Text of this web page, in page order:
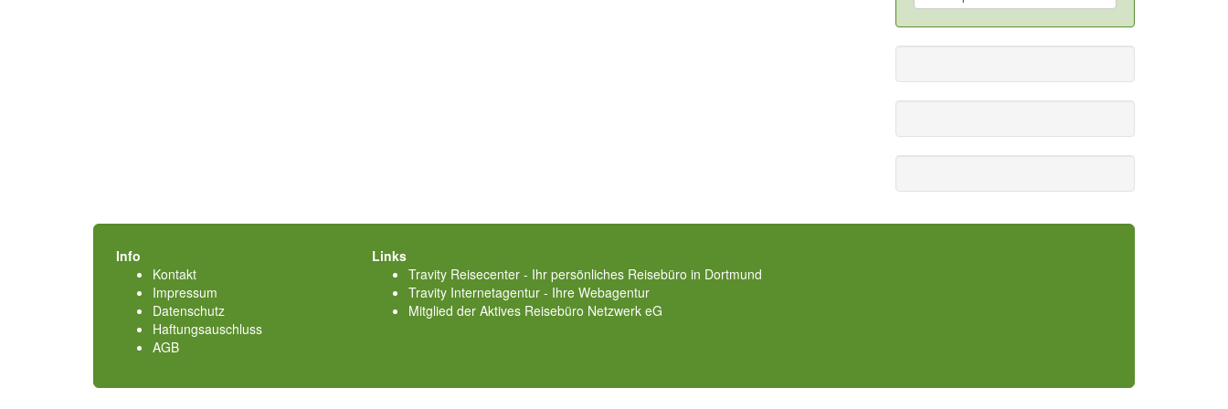
Info
Kontakt
Impressum
Datenschutz
Haftungsauschluss
AGB
Links
Travity Reisecenter - Ihr persönliches Reisebüro in Dortmund
Travity Internetagentur - Ihre Webagentur
Mitglied der Aktives Reisebüro Netzwerk eG